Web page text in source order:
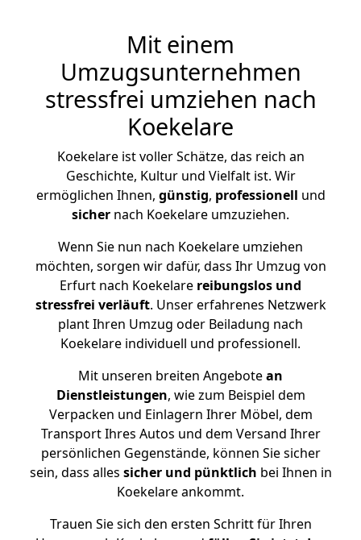
Mit einem
Umzugsunternehmen
stressfrei umziehen nach
Koekelare
Koekelare ist voller Schätze, das reich an
Geschichte, Kultur und Vielfalt ist. Wir
ermöglichen Ihnen, günstig, professionell und
sicher nach Koekelare umzuziehen.
Wenn Sie nun nach Koekelare umziehen
möchten, sorgen wir dafür, dass Ihr Umzug von
Erfurt nach Koekelare reibungslos und
stressfrei verläuft. Unser erfahrenes Netzwerk
plant Ihren Umzug oder Beiladung nach
Koekelare individuell und professionell.
Mit unseren breiten Angebotean
Dienstleistungen, wie zum Beispiel dem
Verpacken und Einlagern Ihrer Möbel, dem
Transport Ihres Autos und dem Versand Ihrer
persönlichen Gegenstände, können Sie sicher
sein, dass alles sicher und pünktlich bei Ihnen in
Koekelare ankommt.
Trauen Sie sich den ersten Schritt für Ihren